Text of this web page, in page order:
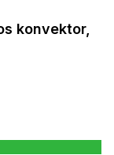
konvektor,